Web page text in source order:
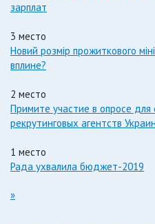
зарплат
3 место
Новий розмір прожиткового
вплине?
2 место
Примите участие в опросе для
рекрутинговых агентств
1 место
Рада ухвалила бюджет-2019
»